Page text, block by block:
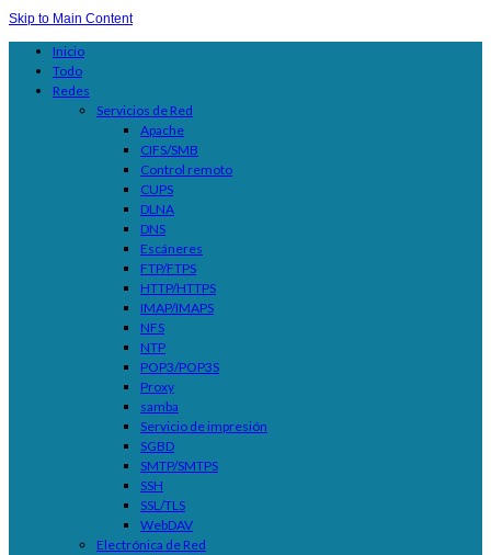
Skip to Main Content
Inicio
Todo
Redes
Servicios de Red
Apache
CIFS/SMB
Control remoto
CUPS
DLNA
DNS
Escáneres
FTP/FTPS
HTTP/HTTPS
IMAP/IMAPS
NFS
NTP
POP3/POP3S
Proxy
samba
Servicio de impresión
SGBD
SMTP/SMTPS
SSH
SSL/TLS
WebDAV
Electrónica de Red